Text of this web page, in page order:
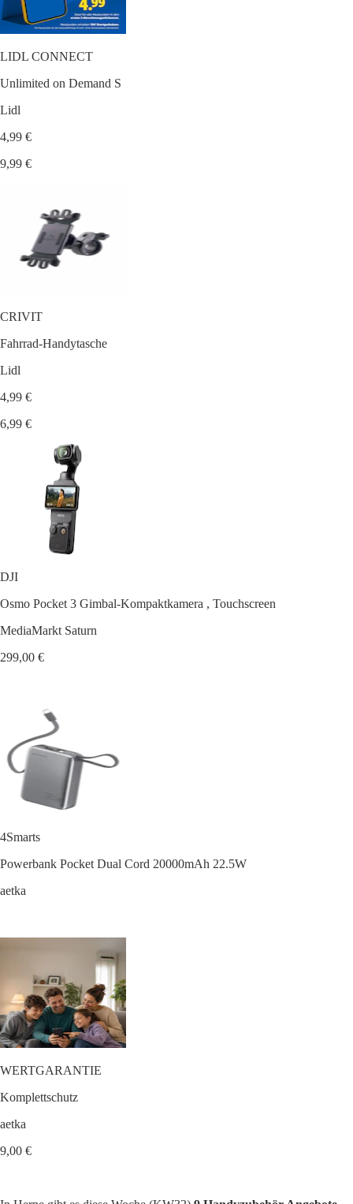
LIDL CONNECT
Unlimited on Demand S
Lidl
4,99 €
9,99 €
CRIVIT
Fahrrad-Handytasche
Lidl
4,99 €
6,99 €
DJI
Osmo Pocket 3 Gimbal-Kompaktkamera , Touchscreen
MediaMarkt Saturn
299,00 €
4Smarts
Powerbank Pocket Dual Cord 20000mAh 22.5W
aetka
WERTGARANTIE
Komplettschutz
aetka
9,00 €